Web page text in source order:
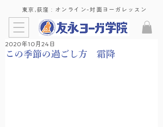
東京,荻窪 : ​オンライン-対面ヨーガレッスン
この季節の過ごし方 霜降
2020年10月24日